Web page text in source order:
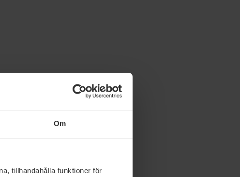
Om
tillhandahålla funktioner för